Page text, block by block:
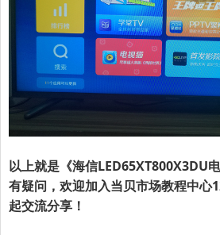
以上就是《海信LED65XT800X3DU
有疑问，欢迎加入当贝市场教程中心
起交流分享！